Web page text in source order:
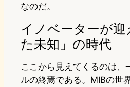
なのだ。
イノベーターが
た未知」の時代
ここから見えてくるのは、
ルの終焉である。MIBの世